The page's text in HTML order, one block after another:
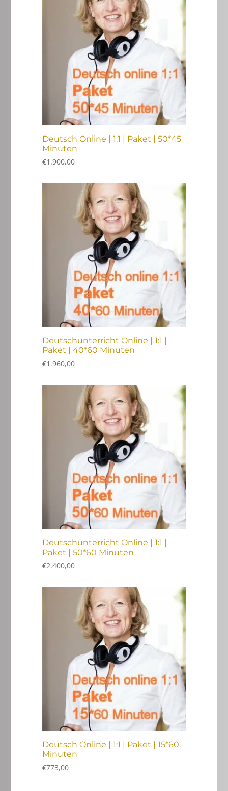
Deutsch Online | 1:1 | Paket | 50*45
Minuten
€1.900,00
Deutschunterricht Online | 1:1 |
Paket | 40*60 Minuten
€1.960,00
Deutschunterricht Online | 1:1 |
Paket | 50*60 Minuten
€2.400,00
Deutsch Online | 1:1 | Paket | 15*60
Minuten
€773,00